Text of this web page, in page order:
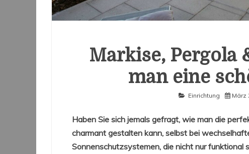
Markise, Pergola
man eine
Einrichtung März
Haben Sie sich jemals gefragt, wie man die
charmant gestalten kann, selbst bei
Sonnenschutzsystemen, die nicht nur funktional